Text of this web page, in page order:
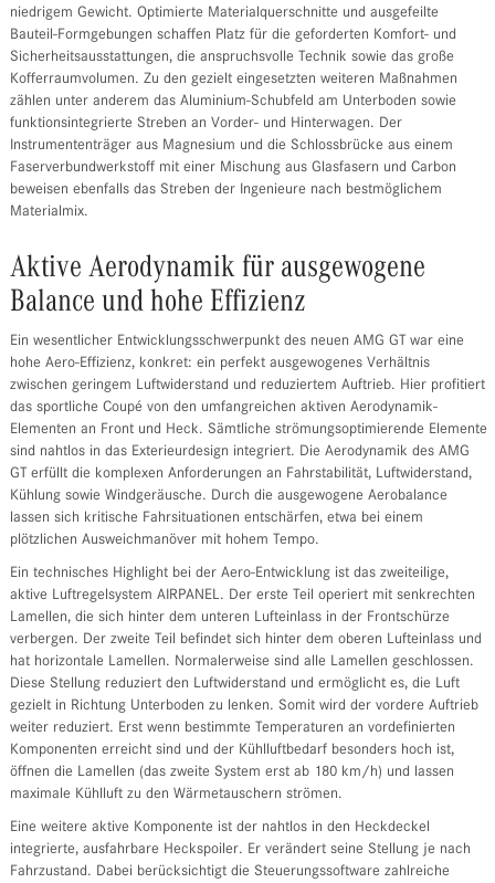
niedrigem Gewicht. Optimierte Materialquerschnitte und ausgefeilte
Bauteil-Formgebungen schaffen Platz für die geforderten Komfort- und
Sicherheitsausstattungen, die anspruchsvolle Technik sowie das große
Kofferraumvolumen. Zu den gezielt eingesetzten weiteren Maßnahmen
zählen unter anderem das Aluminium-Schubfeld am Unterboden sowie
funktionsintegrierte Streben an Vorder- und Hinterwagen. Der
Instrumententräger aus Magnesium und die Schlossbrücke aus einem
Faserverbundwerkstoff mit einer Mischung aus Glasfasern und Carbon
beweisen ebenfalls das Streben der Ingenieure nach bestmöglichem
Materialmix.
Aktive Aerodynamik für ausgewogene
Balance und hohe Effizienz
Ein wesentlicher Entwicklungsschwerpunkt des neuen AMG GT war eine
hohe Aero-Effizienz, konkret: ein perfekt ausgewogenes Verhältnis
zwischen geringem Luftwiderstand und reduziertem Auftrieb. Hier profitiert
das sportliche Coupé von den umfangreichen aktiven Aerodynamik-
Elementen an Front und Heck. Sämtliche strömungsoptimierende Elemente
sind nahtlos in das Exterieurdesign integriert. Die Aerodynamik des AMG
GT erfüllt die komplexen Anforderungen an Fahrstabilität, Luftwiderstand,
Kühlung sowie Windgeräusche. Durch die ausgewogene Aerobalance
lassen sich kritische Fahrsituationen entschärfen, etwa bei einem
plötzlichen Ausweichmanöver mit hohem Tempo.
Ein technisches Highlight bei der Aero-Entwicklung ist das zweiteilige,
aktive Luftregelsystem AIRPANEL. Der erste Teil operiert mit senkrechten
Lamellen, die sich hinter dem unteren Lufteinlass in der Frontschürze
verbergen. Der zweite Teil befindet sich hinter dem oberen Lufteinlass und
hat horizontale Lamellen. Normalerweise sind alle Lamellen geschlossen.
Diese Stellung reduziert den Luftwiderstand und ermöglicht es, die Luft
gezielt in Richtung Unterboden zu lenken. Somit wird der vordere Auftrieb
weiter reduziert. Erst wenn bestimmte Temperaturen an vordefinierten
Komponenten erreicht sind und der Kühlluftbedarf besonders hoch ist,
öffnen die Lamellen (das zweite System erst ab 180 km/h) und lassen
maximale Kühlluft zu den Wärmetauschern strömen.
Eine weitere aktive Komponente ist der nahtlos in den Heckdeckel
integrierte, ausfahrbare Heckspoiler. Er verändert seine Stellung je nach
Fahrzustand. Dabei berücksichtigt die Steuerungssoftware zahlreiche